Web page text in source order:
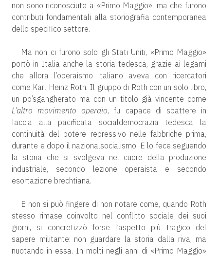
non sono riconosciute a «Primo Maggio», ma che furono
contributi fondamentali alla storiografia contemporanea
dello specifico settore.
Ma non ci furono solo gli Stati Uniti, «Primo Maggio»
portò in Italia anche la storia tedesca, grazie ai legami
che allora l’operaismo italiano aveva con ricercatori
come Karl Heinz Roth. Il gruppo di Roth con un solo libro,
un po’sgangherato ma con un titolo già vincente come
L’altro movimento operaio, fu capace di sbattere in
faccia alla pacificata socialdemocrazia tedesca la
continuità del potere repressivo nelle fabbriche prima,
durante e dopo il nazionalsocialismo. E lo fece seguendo
la storia che si svolgeva nel cuore della produzione
industriale, secondo lezione operaista e secondo
esortazione brechtiana.
E non si può fingere di non notare come, quando Roth
stesso rimase coinvolto nel conflitto sociale dei suoi
giorni, si concretizzò forse l’aspetto più tragico del
sapere militante: non guardare la storia dalla riva, ma
nuotando in essa. In molti negli anni di «Primo Maggio»